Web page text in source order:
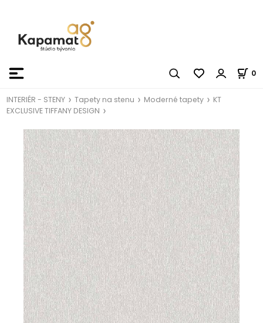
0
INTERIÉR - STENY Tapety na stenu Moderné tapety
KT
EXCLUSIVE TIFFANY DESIGN